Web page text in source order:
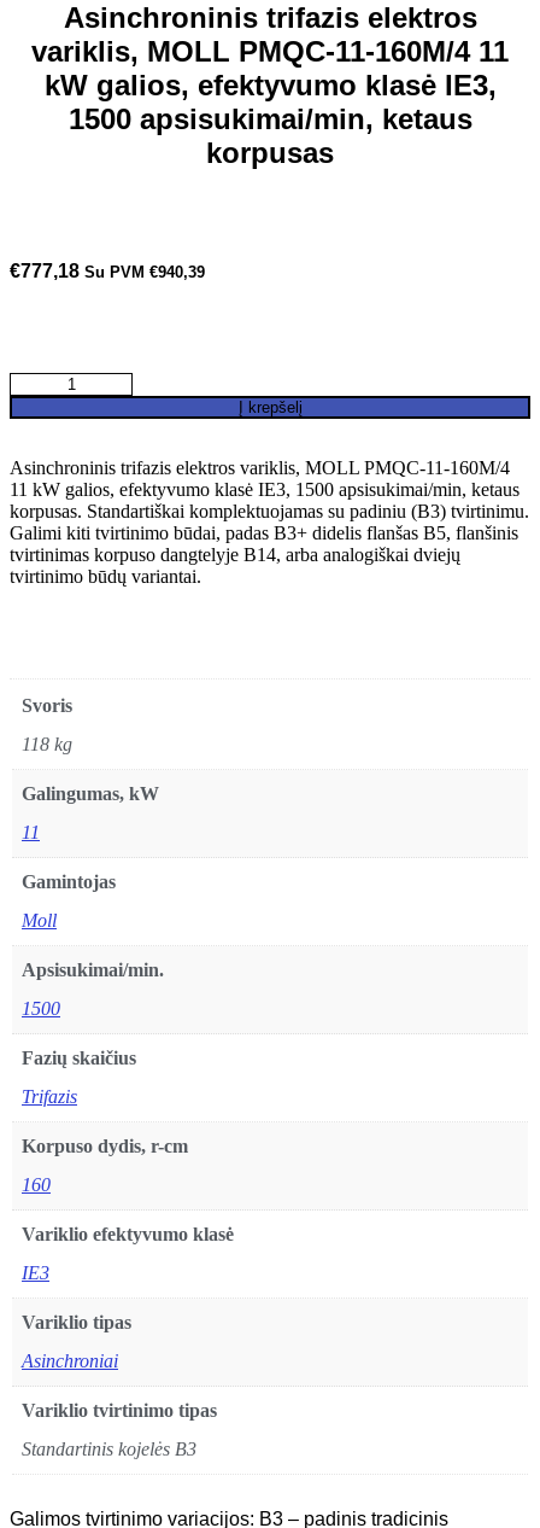
Asinchroninis trifazis elektros
variklis, MOLL PMQC-11-160M/4 11
kW galios, efektyvumo klasė IE3,
1500 apsisukimai/min, ketaus
korpusas
€777,18 Su PVM €940,39
produkto
kiekis:
Asinchroninis
elektros
variklis,
MOLL
PMQC-
11-
160M/4
klasė
IE3,
apsisukimai/min,
ketaus
korpusas
Į krepšelį
Asinchroninis trifazis elektros variklis, MOLL PMQC-11-160M/4
11 kW galios, efektyvumo klasė IE3, 1500 apsisukimai/min, ketaus
korpusas. Standartiškai komplektuojamas su padiniu (B3) tvirtinimu.
Galimi kiti tvirtinimo būdai, padas B3+ didelis flanšas B5, flanšinis
tvirtinimas korpuso dangtelyje B14, arba analogiškai dviejų
tvirtinimo būdų variantai.
Svoris
118 kg
Galingumas, kW
11
Gamintojas
Moll
Apsisukimai/min.
1500
Fazių skaičius
Trifazis
Korpuso dydis, r-cm
160
Variklio efektyvumo klasė
IE3
Variklio tipas
Asinchroniai
Variklio tvirtinimo tipas
Standartinis kojelės B3
Galimos tvirtinimo variacijos: B3 – padinis tradicinis